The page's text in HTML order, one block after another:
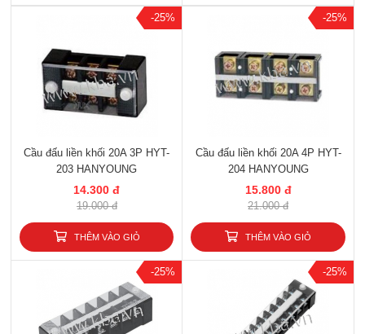
-25%
Cầu đấu liền khối 20A 3P HYT-
203 HANYOUNG
14.300 đ
19.000 đ
THÊM VÀO GIỎ
-25%
Cầu đấu liền khối 20A 4P HYT-
204 HANYOUNG
15.800 đ
21.000 đ
THÊM VÀO GIỎ
-25% -25%